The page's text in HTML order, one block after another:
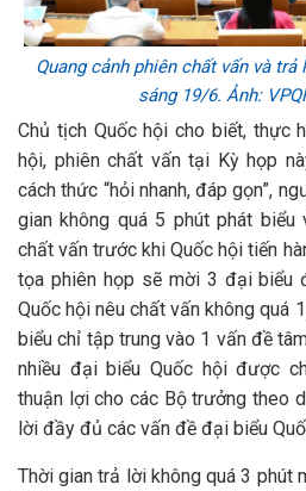
Quang cảnh phiên chất vấn và
sáng 19/6. Ảnh:
Chủ tịch Quốc hội cho biết, thực
hội, phiên chất vấn tại Kỳ họp
cách thức “hỏi nhanh, đáp gọn”,
gian không quá 5 phút phát
chất vấn trước khi Quốc hội tiến
tọa phiên họp sẽ mời 3 đại biểu
Quốc hội nêu chất vấn không quá
biểu chỉ tập trung vào 1 vấn đề
nhiều đại biểu Quốc hội được
thuận lợi cho các Bộ trưởng theo
lời đầy đủ các vấn đề đại biểu
Thời gian trả lời không quá 3 phút